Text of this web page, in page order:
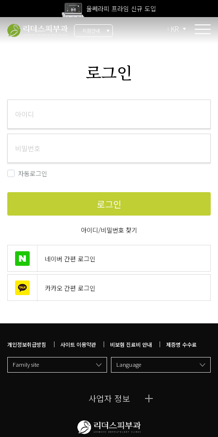
울쎄라피 프라임 신규 도입
고압산소치료 신규 도입
지점안내 KR
리더스 소개
리더스 히스토리
지점 안내
로그인
자동로그인
로그인
아이디/비밀번호 찾기
네이버 간편 로그인
카카오 간편 로그인
개인정보취급방침 사이트 이용약관 비보험 진료비 안내 제증명 수수료
Family site Language
사업자 정보